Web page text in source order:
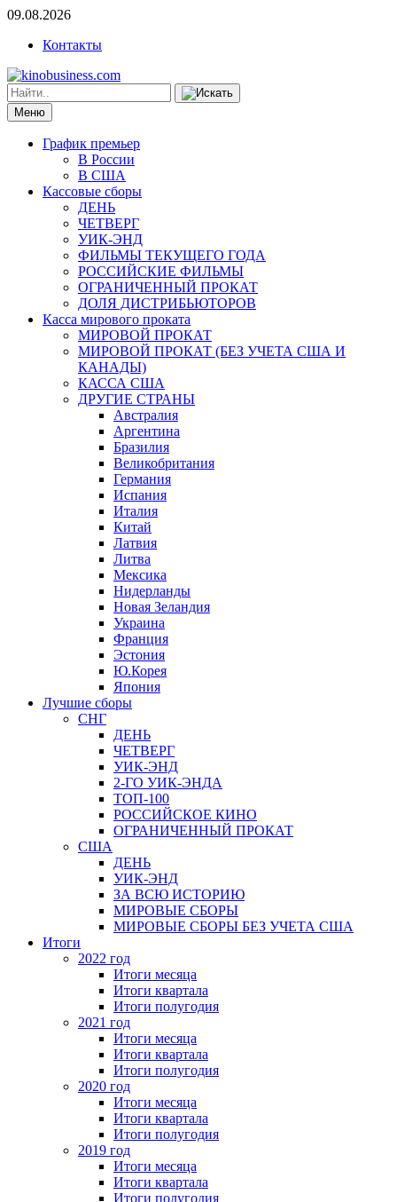
09.08.2026
Контакты
Меню
График премьер
В России
В США
Кассовые сборы
ДЕНЬ
ЧЕТВЕРГ
УИК-ЭНД
ФИЛЬМЫ ТЕКУЩЕГО ГОДА
РОССИЙСКИЕ ФИЛЬМЫ
ОГРАНИЧЕННЫЙ ПРОКАТ
ДОЛЯ ДИСТРИБЬЮТОРОВ
Касса мирового проката
МИРОВОЙ ПРОКАТ
МИРОВОЙ ПРОКАТ (БЕЗ УЧЕТА США И
КАНАДЫ)
КАССА США
ДРУГИЕ СТРАНЫ
Австралия
Аргентина
Бразилия
Великобритания
Германия
Испания
Италия
Китай
Латвия
Литва
Мексика
Нидерланды
Новая Зеландия
Украина
Франция
Эстония
Ю.Корея
Япония
Лучшие сборы
СНГ
ДЕНЬ
ЧЕТВЕРГ
УИК-ЭНД
2-ГО УИК-ЭНДА
ТОП-100
РОССИЙСКОЕ КИНО
ОГРАНИЧЕННЫЙ ПРОКАТ
США
ДЕНЬ
УИК-ЭНД
ЗА ВСЮ ИСТОРИЮ
МИРОВЫЕ СБОРЫ
МИРОВЫЕ СБОРЫ БЕЗ УЧЕТА США
Итоги
2022 год
Итоги месяца
Итоги квартала
Итоги полугодия
2021 год
Итоги месяца
Итоги квартала
Итоги полугодия
2020 год
Итоги месяца
Итоги квартала
Итоги полугодия
2019 год
Итоги месяца
Итоги квартала
Итоги полугодия